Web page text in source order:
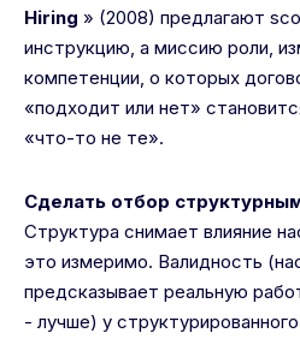
Hiring » (2008) предлагают
инструкцию, а миссию роли,
компетенции, о которых
«подходит или нет»
«что-то не те».
Сделать отбор
Структура снимает влияние
это измеримо. Валидность
предсказывает реальную
- лучше) у